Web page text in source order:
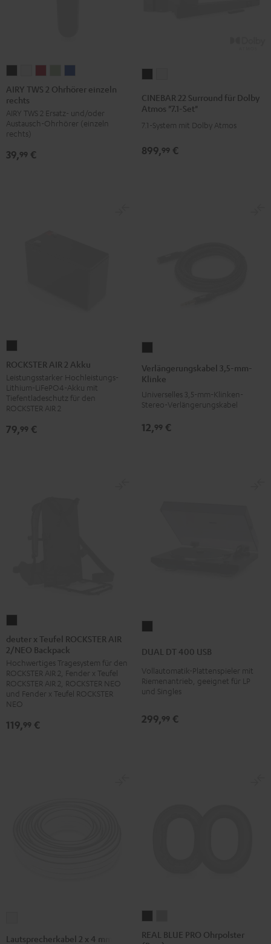
TWS
2
Ohrhörer
einzeln
Night
TWS
Ohrhörer
einzeln
Pure
TWS
Ohrhörer
einzeln
TWS
Ohrhörer
einzeln
Ohrhörer
einzeln
AIRY TWS 2 Ohrhörer einzeln
rechts
AIRY TWS 2 Ersatz- und/oder
Austausch-Ohrhörer (einzeln
rechts)
39,99 €
Surround
Dolby
Atmos
Surround
Atmos
CINEBAR 22 Surround für Dolby
Atmos "7.1-Set"
7.1-System mit Dolby Atmos
899,99 €
AIR
2
Akku
Schwarz
ROCKSTER AIR 2 Akku
Leistungsstarker Hochleistungs-
Lithium-LiFePO4-Akku mit
Tiefentladeschutz für den
ROCKSTER AIR 2
79,99 €
3,5-
mm-
Klinke
Schwarz
Verlängerungskabel 3,5-mm-
Klinke
Universelles 3,5-mm-Klinken-
Stereo-Verlängerungskabel
12,99 €
Teufel
ROCKSTER
AIR
2/NEO
Backpack
Schwarz
deuter x Teufel ROCKSTER AIR
2/NEO Backpack
Hochwertiges Tragesystem für den
ROCKSTER AIR 2, Fender x Teufel
ROCKSTER AIR 2, ROCKSTER NEO
und Fender x Teufel ROCKSTER
NEO
119,99 €
400
USB
Schwarz
DUAL DT 400 USB
Vollautomatik-Plattenspieler mit
Riemenantrieb, geeignet für LP
und Singles
299,99 €
Lautsprecherkabel 2 x 4 mm²
BLUEBLUE
REAL BLUE PRO Ohrpolster